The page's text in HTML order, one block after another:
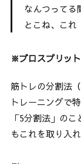
なんつってる
とこね、これ
※ブロスプリッ
筋トレの分割法
トレーニングで
「5分割法」の
もこれを取り入